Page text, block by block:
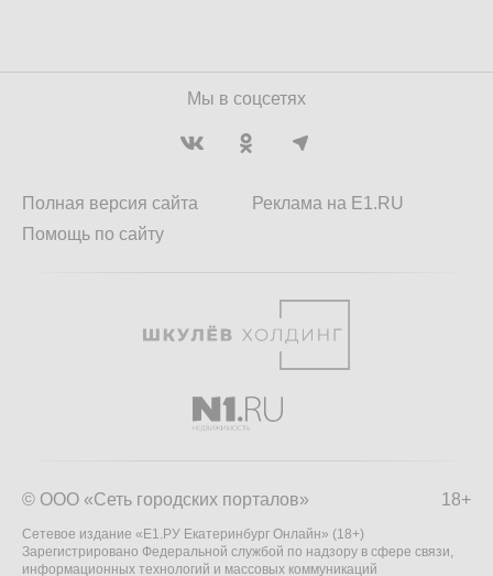
Мы в соцсетях
Полная версия сайта
Помощь по сайту
Реклама на E1.RU
18+
© ООО «Сеть городских порталов»
Сетевое издание «Е1.РУ Екатеринбург Онлайн» (18+)
Зарегистрировано Федеральной службой по надзору в сфере связи,
информационных технологий и массовых коммуникаций